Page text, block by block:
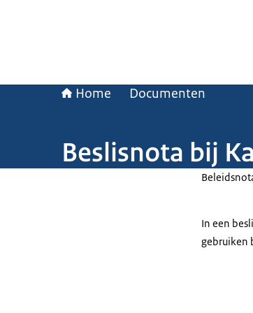
Home Documenten
Beslisnota bij
In een
gebruiken